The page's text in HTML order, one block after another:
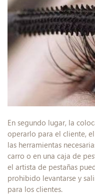
En segundo lugar, la
operarlo para el cliente,
las herramientas
carro o en una caja de
el artista de pestañas
prohibido levantarse y
para los clientes.